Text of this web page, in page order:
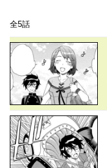
全5話